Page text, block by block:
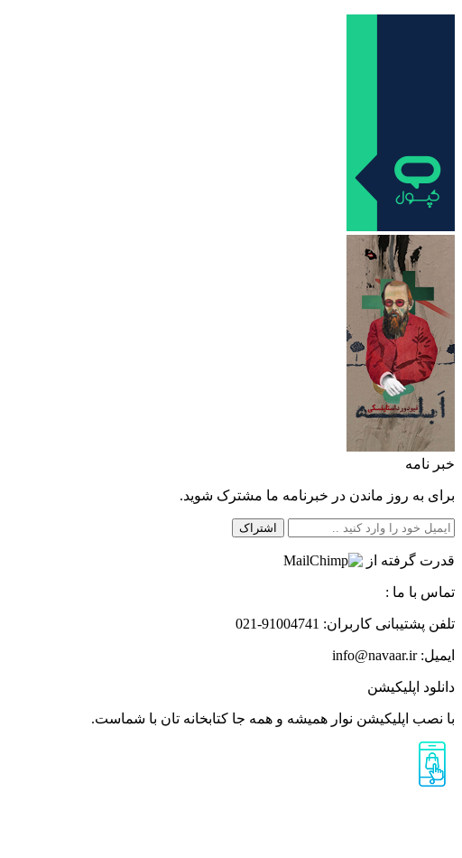
خبر نامه
برای به روز ماندن در خبرنامه ما مشترک شوید.
اشتراک
قدرت گرفته از
تماس با ما :
تلفن پشتیبانی کاربران: ‎021-91004741
ایمیل: info@navaar.ir
دانلود اپلیکیشن
با نصب اپلیکیشن نوار همیشه و همه جا کتابخانه تان با شماست.